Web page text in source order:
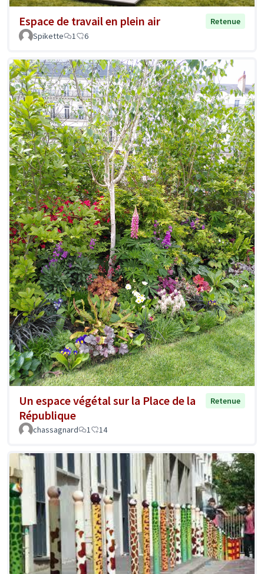
Espace de travail en plein air
Retenue
Spikette
1 6
Un espace végétal sur la Place de la
République
Retenue
chassagnard 1 14